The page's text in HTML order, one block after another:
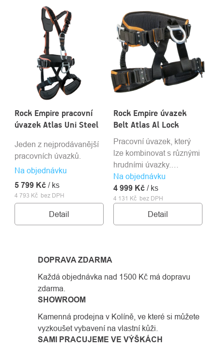
Rock Empire pracovní
úvazek Atlas Uni Steel
Na objednávku
4 793 Kč bez DPH
5 799 Kč / ks
Detail
Jeden z nejprodávanější
pracovních úvazků.
Rock Empire úvazek
Belt Atlas Al Lock
Na objednávku
4 131 Kč bez DPH
4 999 Kč / ks
Detail
Pracovní úvazek, který
lze kombinovat s různými
hrudními úvazky.
Dostupný ve dvou
barvách.
DOPRAVA ZDARMA
Každá objednávka nad 1500 Kč má dopravu
zdarma.
SHOWROOM
Kamenná prodejna v Kolíně, ve které si můžete
vyzkoušet vybavení na vlastní kůži.
SAMI PRACUJEME VE VÝŠKÁCH